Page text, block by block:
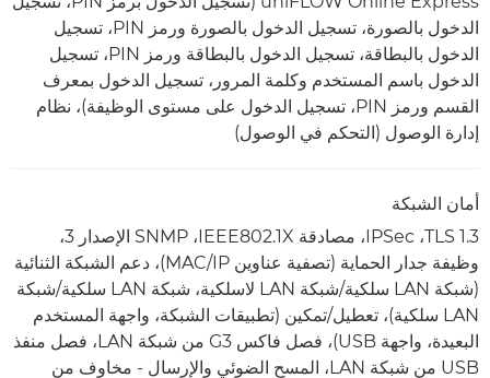
الدخول بالصورة، تسجيل الدخول بالصورة ورمز PIN، تسجيل
الدخول بالبطاقة، تسجيل الدخول بالبطاقة ورمز PIN، تسجيل
الدخول باسم المستخدم وكلمة المرور، تسجيل الدخول بمعرف
القسم ورمز PIN، تسجيل الدخول على مستوى الوظيفة)، نظام
إدارة الوصول (التحكم في الوصول)
أمان الشبكة
TLS 1.3، ‏IPSec، مصادقة IEEE802.1X، ‏SNMP الإصدار 3،
وظيفة جدار الحماية (تصفية عناوين IP/‏MAC)، دعم الشبكة الثنائية
(شبكة LAN سلكية/شبكة LAN لاسلكية، شبكة LAN سلكية/شبكة
LAN سلكية)، تعطيل/تمكين (تطبيقات الشبكة، واجهة المستخدم
البعيدة، واجهة USB)، فصل فاكس G3 من شبكة LAN، فصل منفذ
USB من شبكة LAN، المسح الضوئي والإرسال - مخاوف من